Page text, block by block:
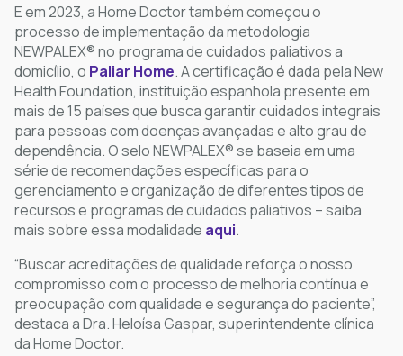
E em 2023, a Home Doctor também começou o
processo de implementação da metodologia
NEWPALEX®️ no programa de cuidados paliativos a
domicílio, o Paliar Home. A certificação é dada pela New
Health Foundation, instituição espanhola presente em
mais de 15 países que busca garantir cuidados integrais
para pessoas com doenças avançadas e alto grau de
dependência. O selo NEWPALEX®️ se baseia em uma
série de recomendações específicas para o
gerenciamento e organização de diferentes tipos de
recursos e programas de cuidados paliativos – saiba
mais sobre essa modalidade aqui.
“Buscar acreditações de qualidade reforça o nosso
compromisso com o processo de melhoria contínua e
preocupação com qualidade e segurança do paciente”,
destaca a Dra. Heloísa Gaspar, superintendente clínica
da Home Doctor.